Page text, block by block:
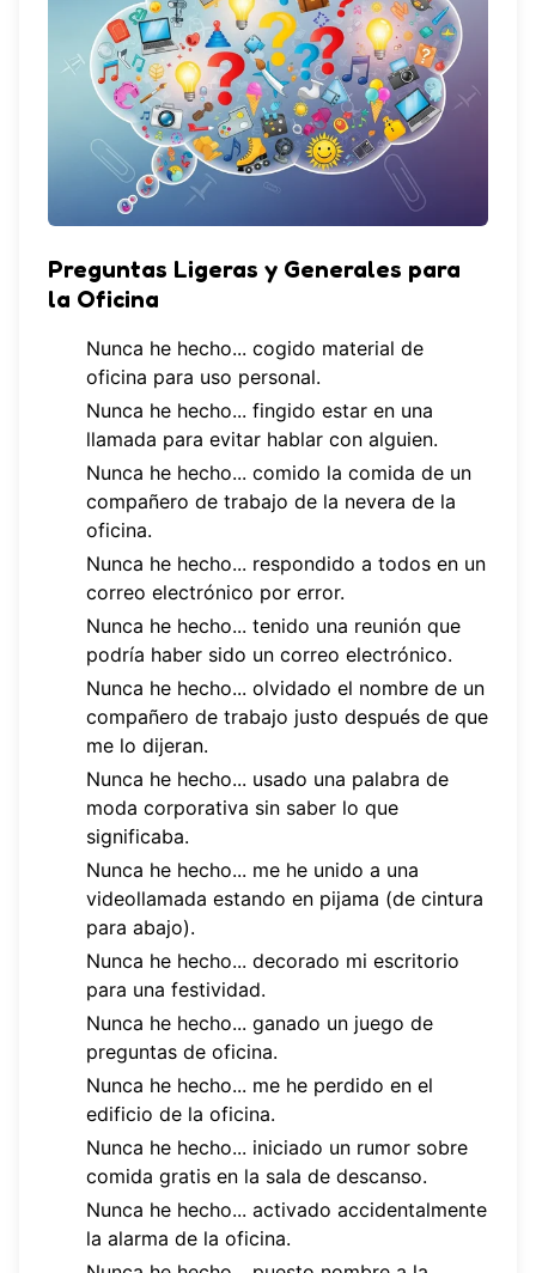
Preguntas Ligeras y Generales para
la Oficina
Nunca he hecho... cogido material de
oficina para uso personal.
Nunca he hecho... fingido estar en una
llamada para evitar hablar con alguien.
Nunca he hecho... comido la comida de un
compañero de trabajo de la nevera de la
oficina.
Nunca he hecho... respondido a todos en un
correo electrónico por error.
Nunca he hecho... tenido una reunión que
podría haber sido un correo electrónico.
Nunca he hecho... olvidado el nombre de un
compañero de trabajo justo después de que
me lo dijeran.
Nunca he hecho... usado una palabra de
moda corporativa sin saber lo que
significaba.
Nunca he hecho... me he unido a una
videollamada estando en pijama (de cintura
para abajo).
Nunca he hecho... decorado mi escritorio
para una festividad.
Nunca he hecho... ganado un juego de
preguntas de oficina.
Nunca he hecho... me he perdido en el
edificio de la oficina.
Nunca he hecho... iniciado un rumor sobre
comida gratis en la sala de descanso.
Nunca he hecho... activado accidentalmente
la alarma de la oficina.